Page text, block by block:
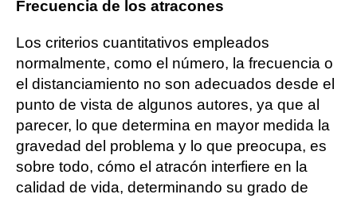
Frecuencia de los atracones
Los criterios cuantitativos empleados
normalmente, como el número, la frecuencia o
el distanciamiento no son adecuados desde el
punto de vista de algunos autores, ya que al
parecer, lo que determina en mayor medida la
gravedad del problema y lo que preocupa, es
sobre todo, cómo el atracón interfiere en la
calidad de vida, determinando su grado de